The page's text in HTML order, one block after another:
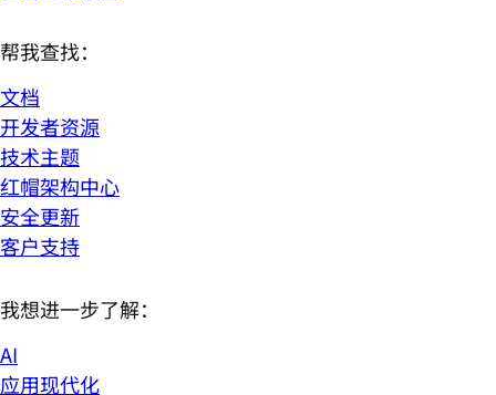
帮我查找：
文档
开发者资源
技术主题
红帽架构中心
安全更新
客户支持
我想进一步了解：
AI
应用现代化